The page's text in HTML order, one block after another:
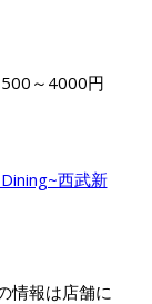
～4000円
西武新
情報は店舗に